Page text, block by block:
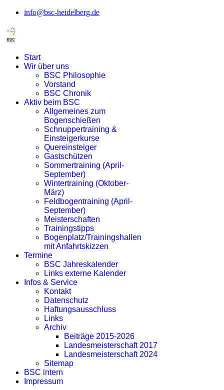
info@bsc-heidelberg.de
Start
Wir über uns
BSC Philosophie
Vorstand
BSC Chronik
Aktiv beim BSC
Allgemeines zum
Bogenschießen
Schnuppertraining &
Einsteigerkurse
Quereinsteiger
Gastschützen
Sommertraining (April-
September)
Wintertraining (Oktober-
März)
Feldbogentraining (April-
September)
Meisterschaften
Trainingstipps
Bogenplatz/Trainingshallen
mit Anfahrtskizzen
Termine
BSC Jahreskalender
Links externe Kalender
Infos & Service
Kontakt
Datenschutz
Haftungsausschluss
Links
Archiv
Beiträge 2015-2026
Landesmeisterschaft 2017
Landesmeisterschaft 2024
Sitemap
BSC intern
Impressum